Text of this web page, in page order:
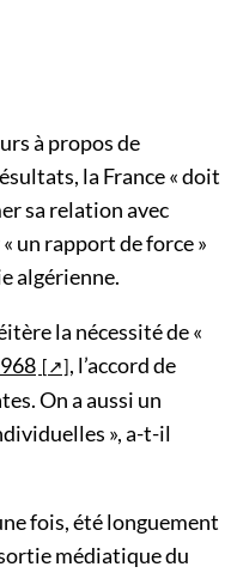
à propos de
la France « doit
sa relation avec
un rapport de force »
algérienne.
la nécessité de «
, l’accord de
On a aussi un
», a-t-il
fois, été longuement
médiatique du